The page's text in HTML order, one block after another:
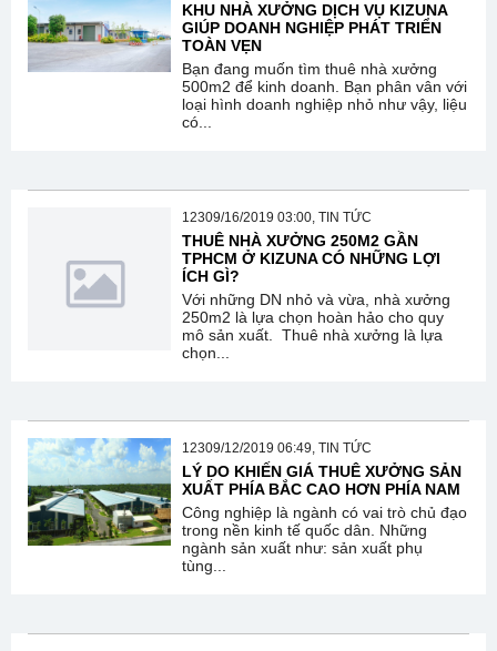
KHU NHÀ XƯỞNG DỊCH VỤ KIZUNA
GIÚP DOANH NGHIỆP PHÁT TRIỂN
TOÀN VẸN
Bạn đang muốn tìm thuê nhà xưởng
500m2 để kinh doanh. Bạn phân vân với
loại hình doanh nghiệp nhỏ như vậy, liệu
có...
12309/16/2019 03:00, TIN TỨC
THUÊ NHÀ XƯỞNG 250M2 GẦN
TPHCM Ở KIZUNA CÓ NHỮNG LỢI
ÍCH GÌ?
Với những DN nhỏ và vừa, nhà xưởng
250m2 là lựa chọn hoàn hảo cho quy
mô sản xuất. Thuê nhà xưởng là lựa
chọn...
12309/12/2019 06:49, TIN TỨC
LÝ DO KHIẾN GIÁ THUÊ XƯỞNG SẢN
XUẤT PHÍA BẮC CAO HƠN PHÍA NAM
Công nghiệp là ngành có vai trò chủ đạo
trong nền kinh tế quốc dân. Những
ngành sản xuất như: sản xuất phụ
tùng...